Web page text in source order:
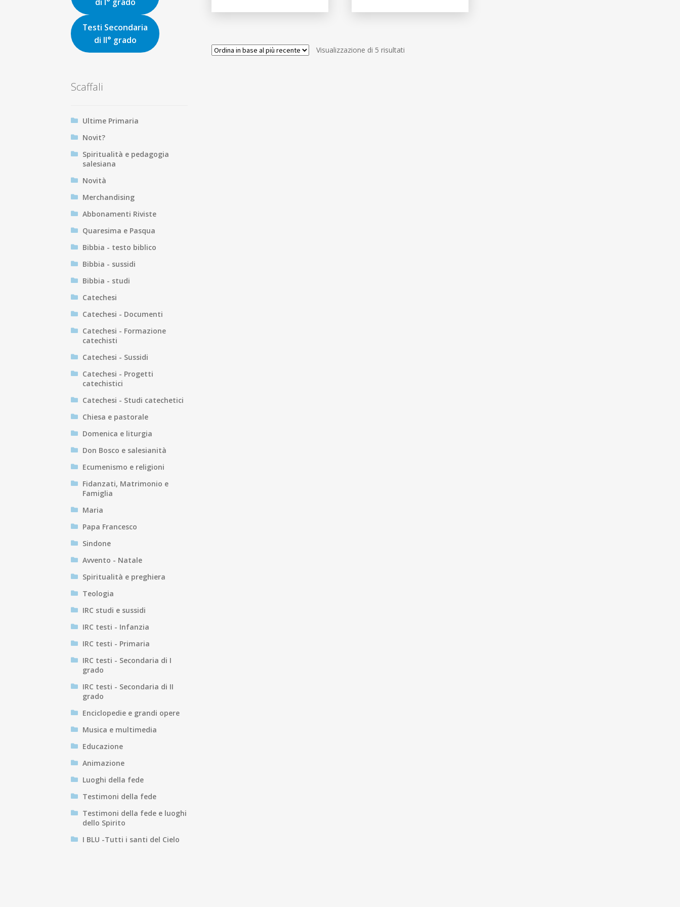
Visualizzazione di 5 risultatiOrdina
Testi Secondaria
di II° grado
Scaffali
Ultime Primaria
Novit?
Spiritualità e pedagogia
salesiana
Novità
Merchandising
Abbonamenti Riviste
Quaresima e Pasqua
Bibbia - testo biblico
Bibbia - sussidi
Bibbia - studi
Catechesi
Catechesi - Documenti
Catechesi - Formazione
catechisti
Catechesi - Sussidi
Catechesi - Progetti
catechistici
Catechesi - Studi catechetici
Chiesa e pastorale
Domenica e liturgia
Don Bosco e salesianità
Ecumenismo e religioni
Fidanzati, Matrimonio e
Famiglia
Maria
Papa Francesco
Sindone
Avvento - Natale
Spiritualità e preghiera
Teologia
IRC studi e sussidi
IRC testi - Infanzia
IRC testi - Primaria
IRC testi - Secondaria di I
grado
IRC testi - Secondaria di II
grado
Enciclopedie e grandi opere
Musica e multimedia
Educazione
Animazione
Luoghi della fede
Testimoni della fede
Testimoni della fede e luoghi
dello Spirito
I BLU -Tutti i santi del Cielo